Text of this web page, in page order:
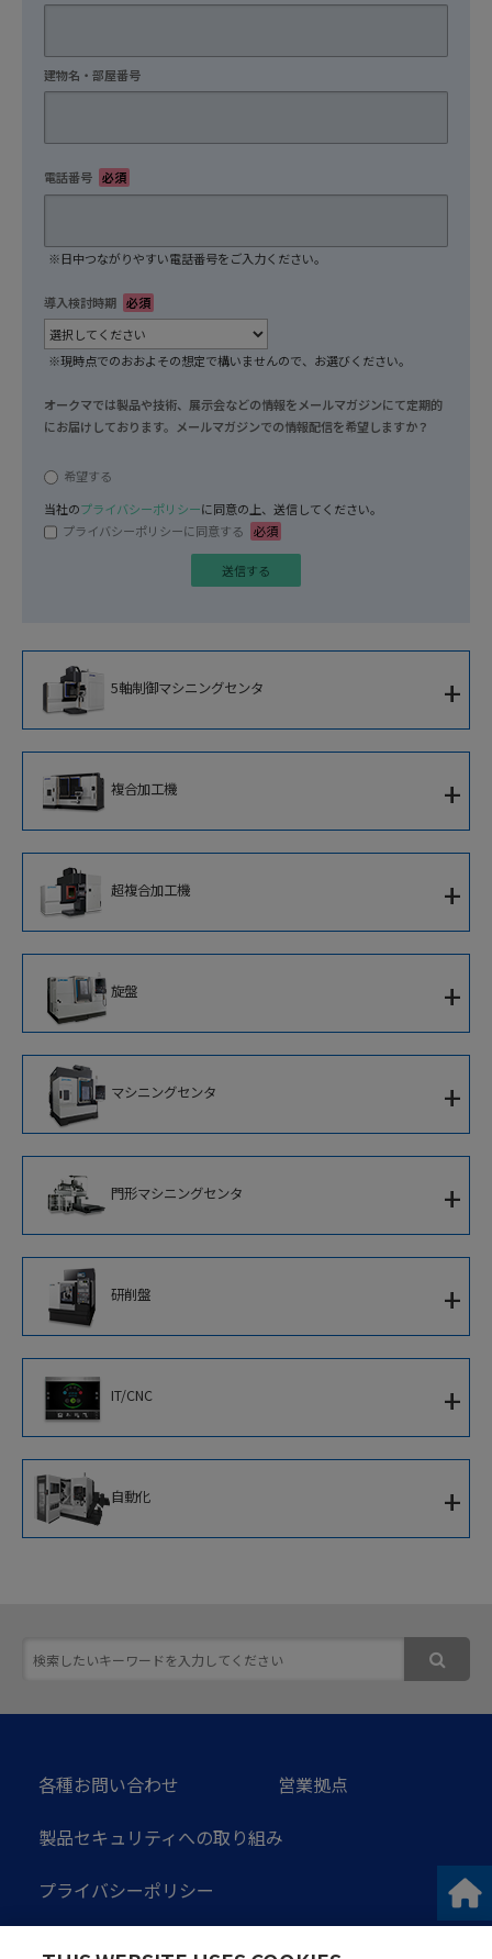
建物名・部屋番号
電話番号 必須
※日中つながりやすい電話番号をご入力ください。
導入検討時期 必須
※現時点でのおおよその想定で構いませんので、お選びください。
オークマでは製品や技術、展示会などの情報をメールマガジンにて定期的
にお届けしております。メールマガジンでの情報配信を希望しますか？
希望する
当社のプライバシーポリシーに同意の上、送信してください。
プライバシーポリシーに同意する
必須
5軸制御マシニングセンタ +
5軸制御立形マシニングセンタ
5軸制御横形マシニングセンタ
5軸制御大型マシニングセンタ
5軸制御高速ブレード加工専用機
複合加工機 +
複合加工機
5軸制御立形複合加工機
立形複合加工機
門形複合加工機
超複合加工機 +
超複合加工機
旋盤 +
1サドルCNC旋盤
対向主軸ターニングセンタ
2サドルCNC旋盤
並行スピンドルCNC旋盤
立形CNC旋盤
アルミホイール加工専用機
マシニングセンタ +
立形マシニングセンタ
横形マシニングセンタ
門形マシニングセンタ +
5面加工門形マシニングセンタ
門形マシニングセンタ
研削盤 +
CNC円筒研削盤
CNC内端面研削盤
IT/CNC +
新世代知能化CNC
IoTソリューション
自動化 +
スマート加工セルコントローラ
各種お問い合わせ
営業拠点
製品セキュリティへの取り組み
プライバシーポリシー